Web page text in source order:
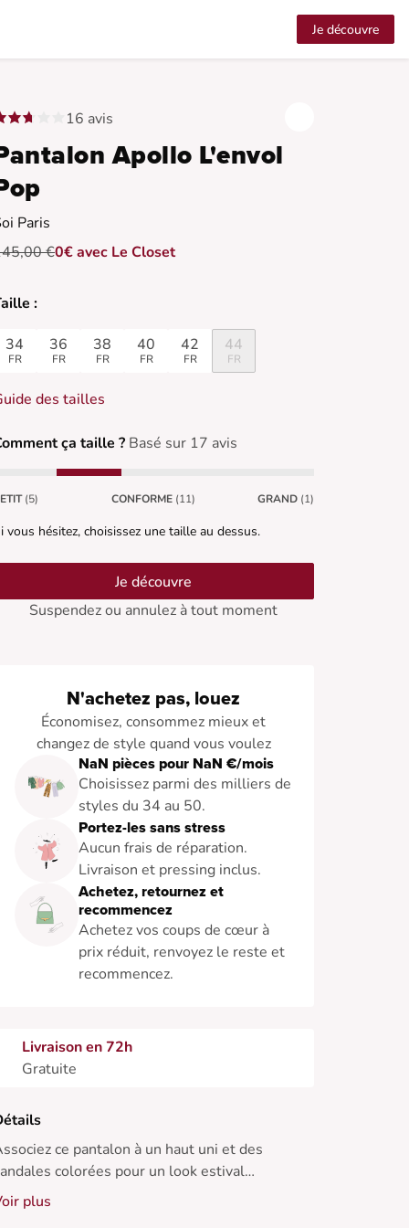
Je découvre
16 avis
Apollo L'envol
Paris
€0€ avec Le Closet
:
34
FR
36
FR
38
FR
40
FR
42
FR
44
FR
des tailles
ça taille ? Basé sur 17 avis
(5) CONFORME (11) GRAND (1)
vous hésitez, choisissez une taille au dessus.
Je découvre
Suspendez ou annulez à tout moment
N'achetez pas, louez
Économisez, consommez mieux et
changez de style quand vous voulez
NaN pièces pour NaN €/mois
Choisissez parmi des milliers de
styles du 34 au 50.
Portez-les sans stress
Aucun frais de réparation.
Livraison et pressing inclus.
Achetez, retournez et
recommencez
Achetez vos coups de cœur à
prix réduit, renvoyez le reste et
recommencez.
Livraison en 72h
Gratuite
ce pantalon à un haut uni et des
colorées pour un look estival
Idéal pour les journées ensoleillées.
plus